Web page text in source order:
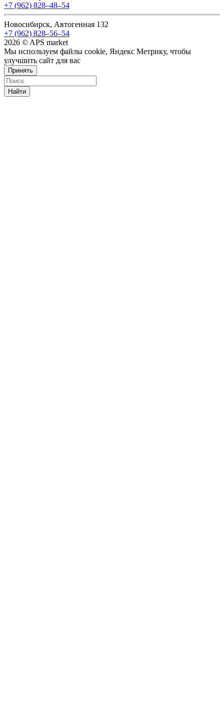
+7 (962) 828‒48‒54
Новосибирск, Автогенная 132
+7 (962) 828‒56‒54
2026 © APS market
Мы используем файлы cookie, Яндекс Метрику, чтобы
улучшить сайт для вас
Принять
Найти